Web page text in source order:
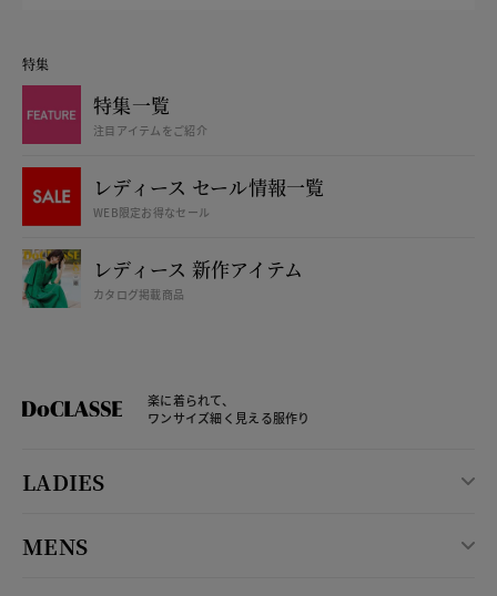
特集
特集一覧
注目アイテムをご紹介
レディース セール情報一覧
WEB限定お得なセール
レディース 新作アイテム
カタログ掲載商品
楽に着られて、
ワンサイズ細く見える服作り
LADIES
MENS